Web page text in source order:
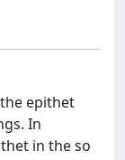
epithet
In
in the so